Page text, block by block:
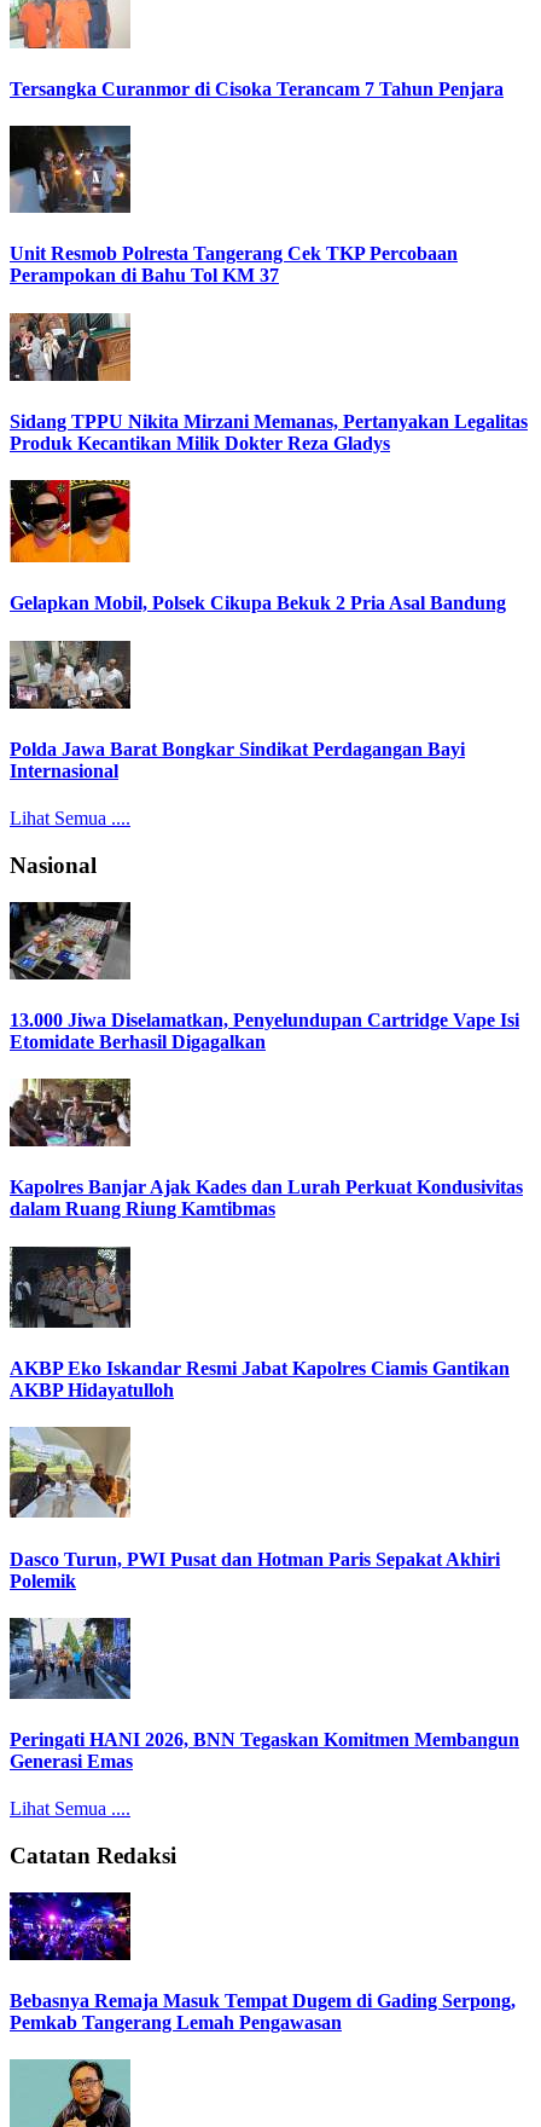
Tersangka Curanmor di Cisoka Terancam 7 Tahun Penjara
Unit Resmob Polresta Tangerang Cek TKP Percobaan
Perampokan di Bahu Tol KM 37
Sidang TPPU Nikita Mirzani Memanas, Pertanyakan Legalitas
Produk Kecantikan Milik Dokter Reza Gladys
Gelapkan Mobil, Polsek Cikupa Bekuk 2 Pria Asal Bandung
Polda Jawa Barat Bongkar Sindikat Perdagangan Bayi
Internasional
Lihat Semua ....
Nasional
13.000 Jiwa Diselamatkan, Penyelundupan Cartridge Vape Isi
Etomidate Berhasil Digagalkan
Kapolres Banjar Ajak Kades dan Lurah Perkuat Kondusivitas
dalam Ruang Riung Kamtibmas
AKBP Eko Iskandar Resmi Jabat Kapolres Ciamis Gantikan
AKBP Hidayatulloh
Dasco Turun, PWI Pusat dan Hotman Paris Sepakat Akhiri
Polemik
Peringati HANI 2026, BNN Tegaskan Komitmen Membangun
Generasi Emas
Lihat Semua ....
Catatan Redaksi
Bebasnya Remaja Masuk Tempat Dugem di Gading Serpong,
Pemkab Tangerang Lemah Pengawasan